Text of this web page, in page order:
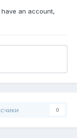
an account,
0